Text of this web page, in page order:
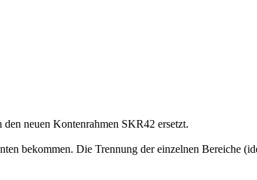
neuen Kontenrahmen SKR42 ersetzt.
bekommen. Die Trennung der einzelnen Bereiche